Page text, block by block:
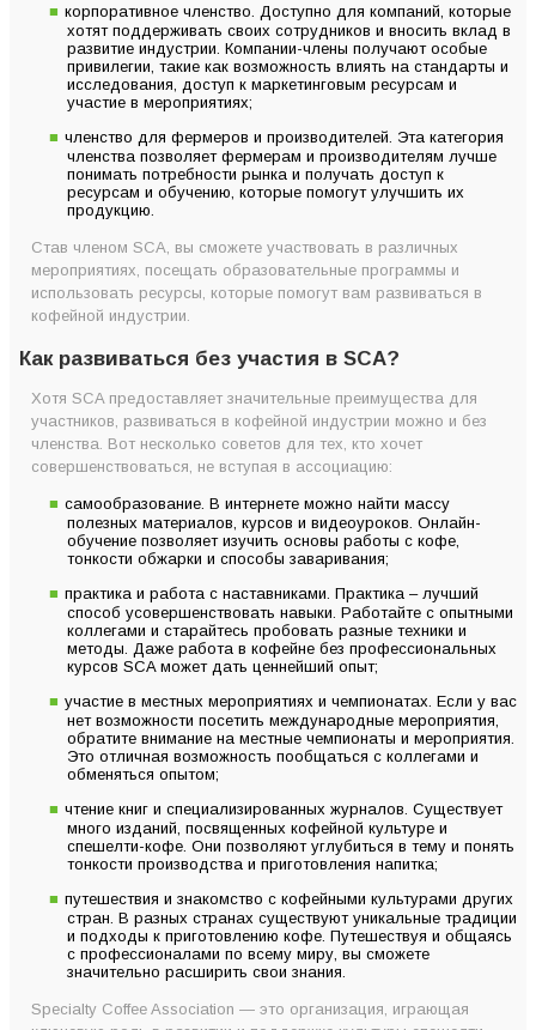
корпоративное членство. Доступно для компаний, которые
хотят поддерживать своих сотрудников и вносить вклад в
развитие индустрии. Компании-члены получают особые
привилегии, такие как возможность влиять на стандарты и
исследования, доступ к маркетинговым ресурсам и
участие в мероприятиях;
членство для фермеров и производителей. Эта категория
членства позволяет фермерам и производителям лучше
понимать потребности рынка и получать доступ к
ресурсам и обучению, которые помогут улучшить их
продукцию.
Став членом SCA, вы сможете участвовать в различных
мероприятиях, посещать образовательные программы и
использовать ресурсы, которые помогут вам развиваться в
кофейной индустрии.
Как развиваться без участия в SCA?
Хотя SCA предоставляет значительные преимущества для
участников, развиваться в кофейной индустрии можно и без
членства. Вот несколько советов для тех, кто хочет
совершенствоваться, не вступая в ассоциацию:
самообразование. В интернете можно найти массу
полезных материалов, курсов и видеоуроков. Онлайн-
обучение позволяет изучить основы работы с кофе,
тонкости обжарки и способы заваривания;
практика и работа с наставниками. Практика – лучший
способ усовершенствовать навыки. Работайте с опытными
коллегами и старайтесь пробовать разные техники и
методы. Даже работа в кофейне без профессиональных
курсов SCA может дать ценнейший опыт;
участие в местных мероприятиях и чемпионатах. Если у вас
нет возможности посетить международные мероприятия,
обратите внимание на местные чемпионаты и мероприятия.
Это отличная возможность пообщаться с коллегами и
обменяться опытом;
чтение книг и специализированных журналов. Существует
много изданий, посвященных кофейной культуре и
спешелти-кофе. Они позволяют углубиться в тему и понять
тонкости производства и приготовления напитка;
путешествия и знакомство с кофейными культурами других
стран. В разных странах существуют уникальные традиции
и подходы к приготовлению кофе. Путешествуя и общаясь
с профессионалами по всему миру, вы сможете
значительно расширить свои знания.
Specialty Coffee Association — это организация, играющая